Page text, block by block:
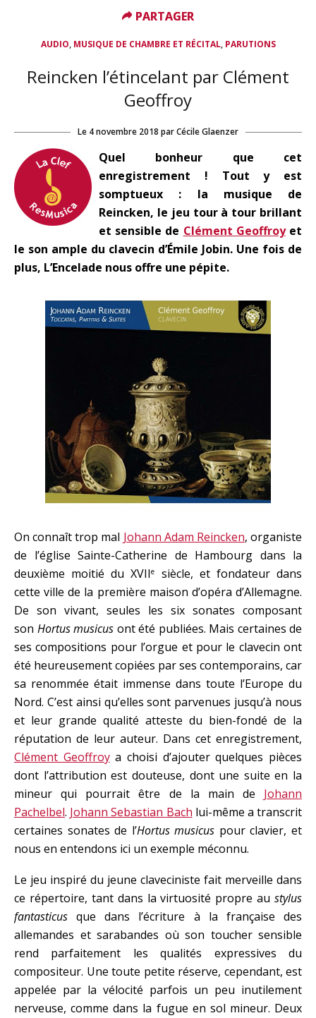
AUDIO, MUSIQUE DE CHAMBRE ET RÉCITAL, PARUTIONS
Reincken l’étincelant par Clément
Geoffroy
Le 4 novembre 2018 parCécile Glaenzer
Quel bonheur que cet
enregistrement ! Tout y est
somptueux : la musique de
Reincken, le jeu tour à tour brillant
et sensible de Clément Geoffroyet
le son ample du clavecin d’Émile Jobin. Une fois de
plus, L’Encelade nous offre une pépite.
On connaît trop mal Johann Adam Reincken, organiste
de l’église Sainte-Catherine de Hambourg dans la
deuxième moitié du XVIIe
siècle, et fondateur dans
cette ville de la première maison d’opéra d’Allemagne.
De son vivant, seules les six sonates composant
son Hortus musicus ont été publiées. Mais certaines de
ses compositions pour l’orgue et pour le clavecin ont
été heureusement copiées par ses contemporains, car
sa renommée était immense dans toute l’Europe du
Nord. C’est ainsi qu’elles sont parvenues jusqu’à nous
et leur grande qualité atteste du bien-fondé de la
réputation de leur auteur. Dans cet enregistrement,
Clément Geoffroya choisi d’ajouter quelques pièces
dont l’attribution est douteuse, dont une suite en la
mineur qui pourrait être de la main de Johann
Pachelbel. Johann Sebastian Bach lui-même a transcrit
certaines sonates de l’Hortus musicus pour clavier, et
nous en entendons ici un exemple méconnu.
Le jeu inspiré du jeune claveciniste fait merveille dans
ce répertoire, tant dans la virtuosité propre au stylus
fantasticusque dans l’écriture à la française des
allemandes et sarabandes où son toucher sensible
rend parfaitement les qualités expressives du
compositeur. Une toute petite réserve, cependant, est
appelée par la vélocité parfois un peu inutilement
nerveuse, comme dans la fugue en sol mineur. Deux
PARTAGER
PARTAGER